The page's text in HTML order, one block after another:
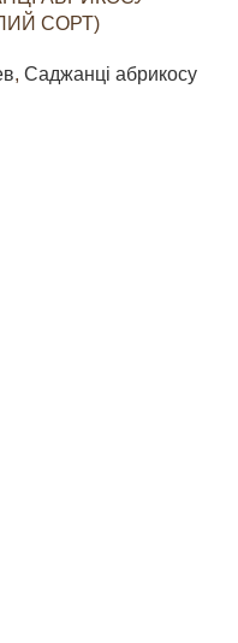
СОРТ)
, Саджанці абрикосу